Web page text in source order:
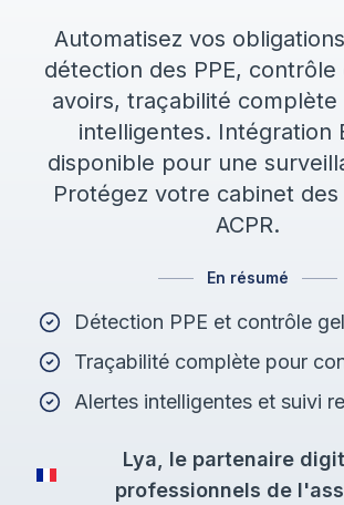
Automatisez vos
détection des PPE, contrôle
avoirs, traçabilité complète
intelligentes. Intégration
disponible pour une
Protégez votre cabinet des
ACPR.
En résumé
Détection PPE et contrôle
Traçabilité complète pour
Alertes intelligentes et suivi
Lya, le partenaire
professionnels de